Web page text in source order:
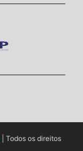
| Todos os direitos